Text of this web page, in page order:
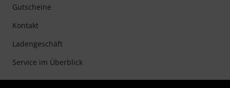
Gutscheine
Kontakt
Ladengeschäft
Service im Überblick